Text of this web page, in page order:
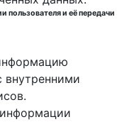
пользователя и её передачи
внутренними